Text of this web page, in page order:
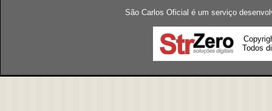
São Carlos Oficial é um serviço
Todos